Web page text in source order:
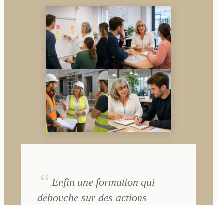
Enfin une formation qui
débouche sur des actions